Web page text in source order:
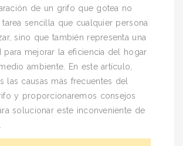
de un grifo que gotea no
sencilla que cualquier persona
sino que también representa una
para mejorar la eficiencia del hogar
ambiente. En este artículo,
las causas más frecuentes del
y proporcionaremos consejos
solucionar este inconveniente de